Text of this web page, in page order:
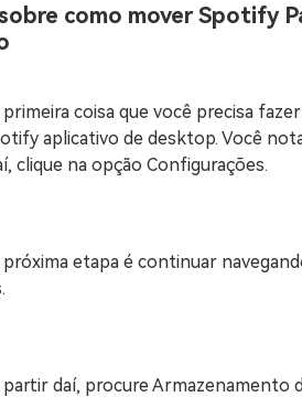
como mover Spotify
primeira coisa que você precisa
aplicativo de desktop. Você
clique na opção Configurações.
próxima etapa é continuar
partir daí, procure